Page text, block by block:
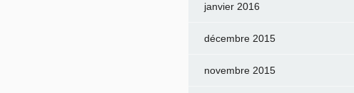
janvier 2016
décembre 2015
novembre 2015